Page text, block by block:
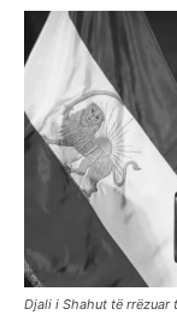
Djali i Shahut të rrëzuar